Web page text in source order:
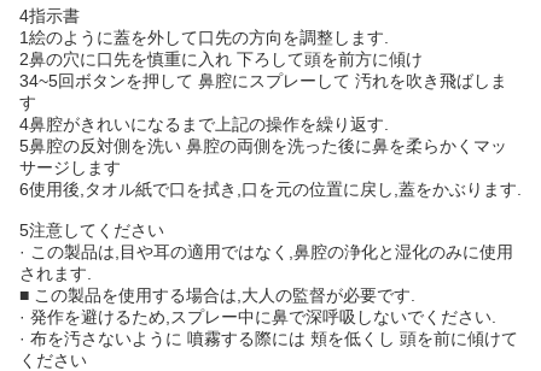
4指示書
1絵のように蓋を外して口先の方向を調整します.
2鼻の穴に口先を慎重に入れ 下ろして頭を前方に傾け
34~5回ボタンを押して 鼻腔にスプレーして 汚れを吹き飛ばしま
す
4鼻腔がきれいになるまで上記の操作を繰り返す.
5鼻腔の反対側を洗い 鼻腔の両側を洗った後に鼻を柔らかくマッ
サージします
6使用後,タオル紙で口を拭き,口を元の位置に戻し,蓋をかぶります.
5注意してください
· この製品は,目や耳の適用ではなく,鼻腔の浄化と湿化のみに使用
されます.
■ この製品を使用する場合は,大人の監督が必要です.
· 発作を避けるため,スプレー中に鼻で深呼吸しないでください.
· 布を汚さないように 噴霧する際には 頬を低くし 頭を前に傾けて
ください